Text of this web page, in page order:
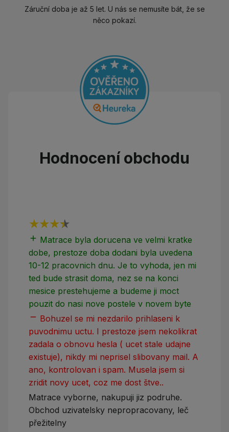
Záruční doba je až 5 let. U nás se nemusíte bát, že se
něco pokazí.
Hodnocení obchodu
add Matrace byla dorucena ve velmi kratke
dobe, prestoze doba dodani byla uvedena
10-12 pracovnich dnu. Je to vyhoda, jen mi
ted bude strasit doma, nez se na konci
mesice prestehujeme a budeme ji moct
pouzit do nasi nove postele v novem byte
remove Bohuzel se mi nezdarilo prihlaseni k
puvodnimu uctu. I prestoze jsem nekolikrat
zadala o obnovu hesla ( ucet stale udajne
existuje), nikdy mi neprisel slibovany mail. A
ano, kontrolovan i spam. Musela jsem si
zridit novy ucet, coz me dost štve..
Matrace vyborne, nakupuji jiz podruhe.
Obchod uzivatelsky nepropracovany, leč
přežitelny